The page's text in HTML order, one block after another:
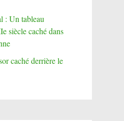
: Un tableau
siècle caché dans
caché derrière le